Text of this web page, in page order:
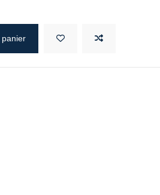
panier